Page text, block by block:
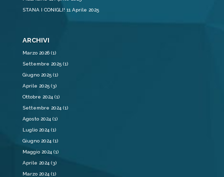
STANA I CONIGLI! 11 Aprile 2025
ARCHIVI
Marzo 2026(1)
Settembre 2025(1)
Giugno 2025(1)
Aprile 2025(3)
Ottobre 2024 (1)
Settembre 2024 (1)
Agosto 2024 (1)
Luglio 2024 (1)
Giugno 2024 (1)
Maggio 2024 (1)
Aprile 2024 (3)
Marzo 2024 (1)